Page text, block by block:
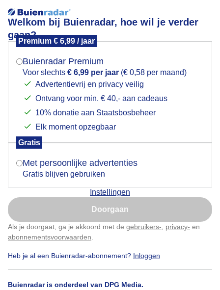
Welkom bij Buienradar, hoe wil je verder
gaan?
Premium € 6,99 / jaar
Buienradar Premium
Voor slechts € 6,99 per jaar (€ 0,58 per maand)
Advertentievrij en privacy veilig
Ontvang voor min. € 40,- aan cadeaus
10% donatie aan Staatsbosbeheer
Elk moment opzegbaar
Gratis
Met persoonlijke advertenties
Gratis blijven gebruiken
Instellingen
Doorgaan
Als je doorgaat, ga je akkoord met de gebruikers- privacy- en
abonnementsvoorwaarden
Heb je al een Buienradar-abonnement? Inloggen
Buienradar is onderdeel van DPG Media.
Haven
Door: Tonny de Vries Gemaakt: 08-12-2025, 120x bekeken
Wolken Wind
Mogen we je locatie gebruiken voor het
Indien je hier nog geen akkoord op hebt gegeven,
verschijnt er zo een pop-up uit je browser waarin
Is goed, toon de popup
Nu niet, misschien later
Klik hierom dit aan te passen